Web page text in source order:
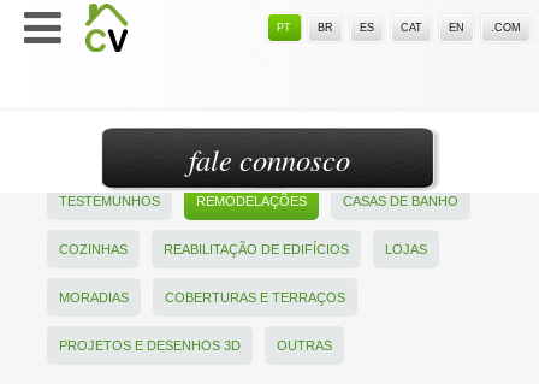
PT BR ES CAT EN .COM
TESTEMUNHOS REMODELAÇÕES CASAS DE BANHO
COZINHAS REABILITAÇÃO DE EDIFÍCIOS LOJAS
MORADIAS COBERTURAS E TERRAÇOS
PROJETOS E DESENHOS 3D OUTRAS
fale connosco